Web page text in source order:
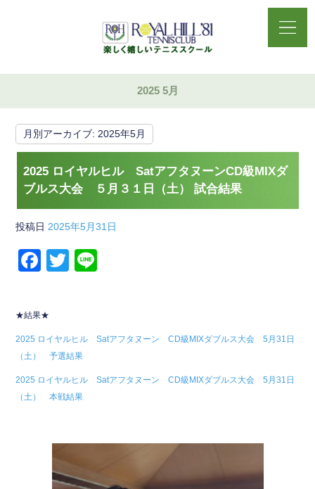
2025 5月
月別アーカイブ: 2025年5月
2025 ロイヤルヒル SatアフタヌーンCD級MIXダ
ブルス大会 ５月３１日（土） 試合結果
投稿日 2025年5月31日
F
c
b
o
o
T
★結果★
2025 ロイヤルヒル Satアフタヌーン CD級MIXダブルス大会 5月31日
（土） 予選結果
2025 ロイヤルヒル Satアフタヌーン CD級MIXダブルス大会 5月31日
（土） 本戦結果